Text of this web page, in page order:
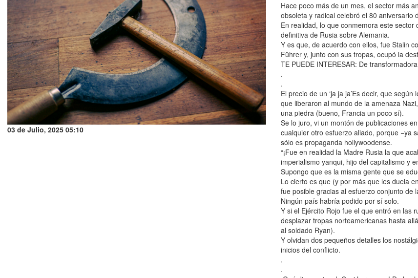
03 de Julio, 2025 05:10
Hace poco más de un mes, el sector más
obsoleta y radical celebró el 80 aniversario
En realidad, lo que conmemora este sector
definitiva de Rusia sobre Alemania.
Y es que, de acuerdo con ellos, fue Stalin
Führer y, junto con sus tropas, ocupó la
TE PUEDE INTERESAR: De
.
.
El precio de un ‘ja ja ja’Es decir, que
que liberaron al mundo de la amenaza
una piedra (bueno, Francia un poco sí).
Se lo juro, vi un montón de publicaciones
cualquier otro esfuerzo aliado, porque −ya
sólo es propaganda hollywoodense.
“¡Fue en realidad la Madre Rusia la que
imperialismo yanqui, hijo del capitalismo y
Supongo que es la misma gente que se
Lo cierto es que (y por más que les duela
fue posible gracias al esfuerzo conjunto de
Ningún país habría podido por sí solo.
Y si el Ejército Rojo fue el que entró en las
desplazar tropas norteamericanas hasta
al soldado Ryan).
Y olvidan dos pequeños detalles los
inicios del conflicto.
.
.